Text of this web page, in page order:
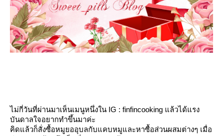
ไม่กี่วันที่ผ่านมาเห็นเมนูหนึ่งใน IG : finfincooking แล้วได้แรง
บันดาลใจอยากทำขึ้นมาค่ะ
คิดแล้วก็สั่งซื้อหมูยออุบลกับแคบหมูและหาซื้อส่วนผสมต่างๆ เมื่อ